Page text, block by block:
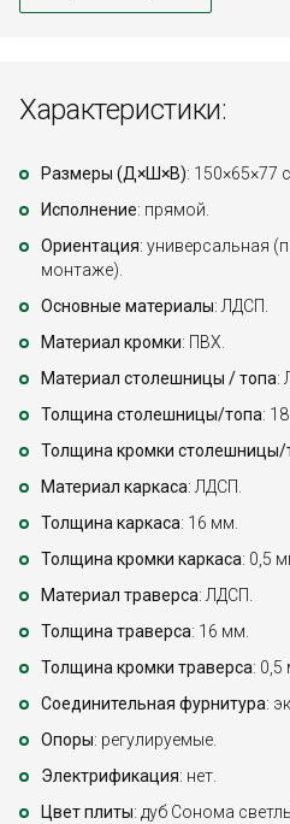
Характеристики:
Размеры (Д×Ш×В): 150×65×77
Исполнение: прямой.
Ориентация: универсальная
монтаже).
Основные материалы: ЛДСП.
Материал кромки: ПВХ.
Материал столешницы / топа:
Толщина столешницы/топа:
Толщина кромки столешницы/
Материал каркаса: ЛДСП.
Толщина каркаса: 16 мм.
Толщина кромки каркаса: 0,5
Материал траверса: ЛДСП.
Толщина траверса: 16 мм.
Толщина кромки траверса: 0,5
Соединительная фурнитура:
Опоры: регулируемые.
Электрификация: нет.
Цвет плиты: дуб Сонома